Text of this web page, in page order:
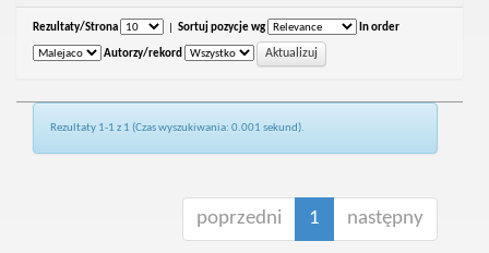
Rezultaty/Strona Sortuj pozycje wg In order
Autorzy/rekord
Rezultaty 1-1 z 1 (Czas wyszukiwania: 0.001 sekund).
poprzedni 1 następny